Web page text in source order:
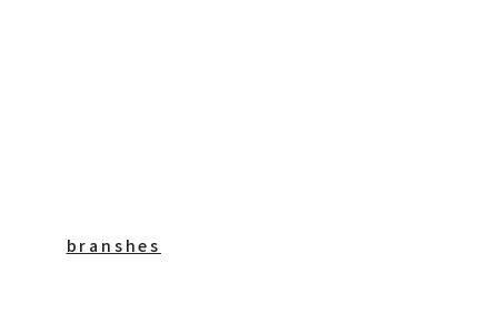
branshes